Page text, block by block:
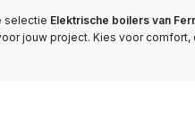
selectie Elektrische boilers van
jouw project. Kies voor